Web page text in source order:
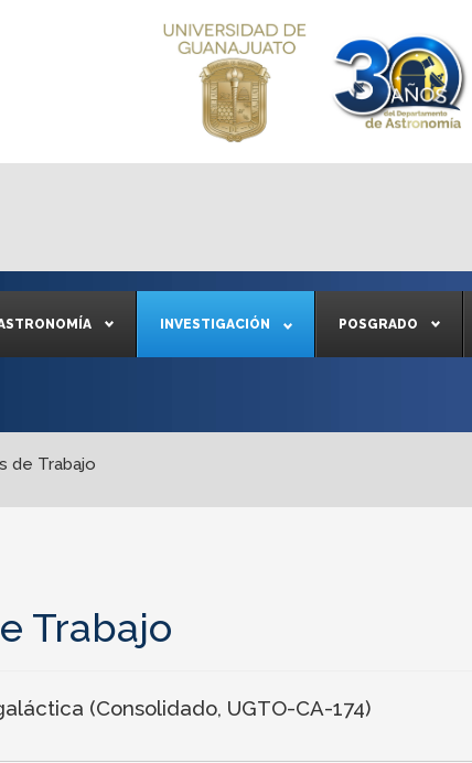
INVESTIGACIÓN POSGRADO
de Trabajo
Trabajo
(Consolidado, UGTO-CA-174)